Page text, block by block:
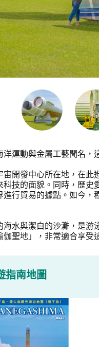
運動與金屬工藝聞名，
開發中心所在地，在
科技的面貌。同時，歷
進行貿易的據點。如今
海水與潔白的沙灘，是
聖地」，非常適合享受
指南地圖